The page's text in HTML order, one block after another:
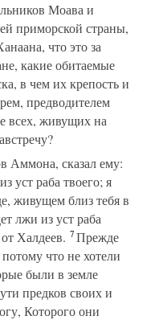
Моава и
приморской страны,
что это за
какие обитаемые
в чем их крепость и
предводителем
всех, живущих на
Аммона, сказал ему:
уст раба твоего; я
живущем близ тебя в
лжи из уст раба
Халдеев. 7Прежде
что не хотели
были в земле
предков своих и
Которого они